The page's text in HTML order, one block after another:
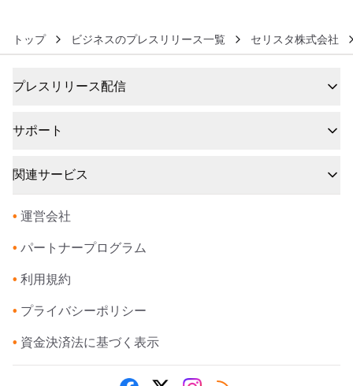
トップ ビジネスのプレスリリース一覧 セリスタ株式会社
プレスリリース配信
サポート
関連サービス
• 運営会社
• パートナープログラム
• 利用規約
• プライバシーポリシー
• 資金決済法に基づく表示